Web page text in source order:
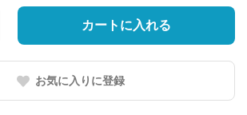
カートに入れる
お気に入りに登録